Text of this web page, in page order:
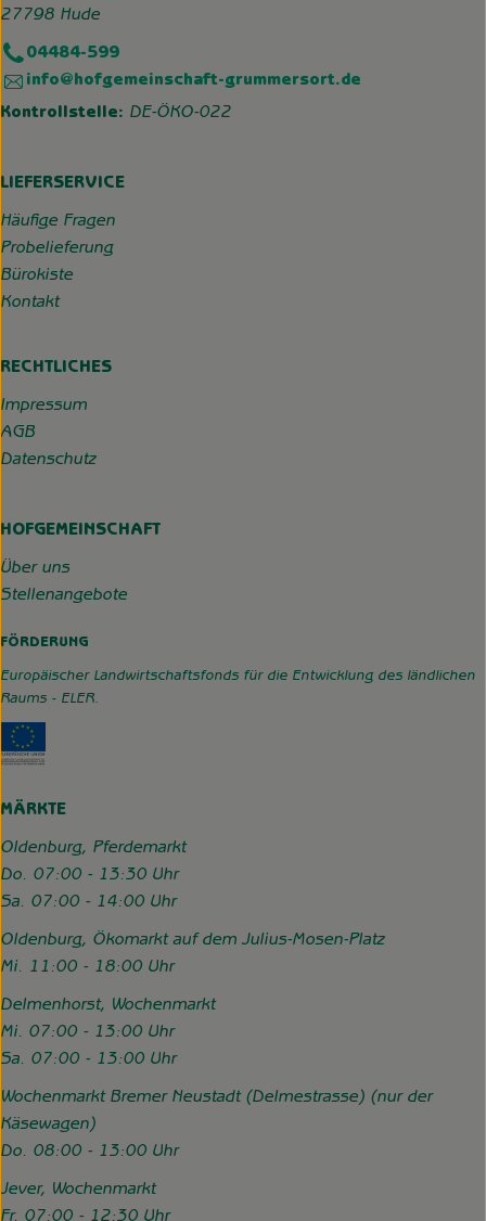
27798 Hude
04484-599
info@hofgemeinschaft-grummersort.de
Kontrollstelle: DE-ÖKO-022
LIEFERSERVICE
Häufige Fragen
Probelieferung
Bürokiste
Kontakt
RECHTLICHES
Impressum
AGB
Datenschutz
HOFGEMEINSCHAFT
Über uns
Stellenangebote
FÖRDERUNG
Europäischer Landwirtschaftsfonds für die Entwicklung des ländlichen
Raums - ELER.
MÄRKTE
Oldenburg, Pferdemarkt
Do. 07:00 - 13:30 Uhr
Sa. 07:00 - 14:00 Uhr
Oldenburg, Ökomarkt auf dem Julius-Mosen-Platz
Mi. 11:00 - 18:00 Uhr
Delmenhorst, Wochenmarkt
Mi. 07:00 - 13:00 Uhr
Sa. 07:00 - 13:00 Uhr
Wochenmarkt Bremer Neustadt (Delmestrasse) (nur der
Käsewagen)
Do. 08:00 - 13:00 Uhr
Jever, Wochenmarkt